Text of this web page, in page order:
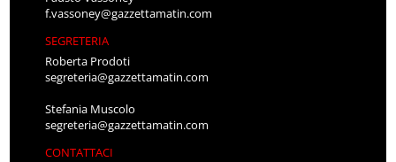
f.vassoney@gazzettamatin.com
SEGRETERIA
Roberta Prodoti
segreteria@gazzettamatin.com
Stefania Muscolo
segreteria@gazzettamatin.com
CONTATTACI